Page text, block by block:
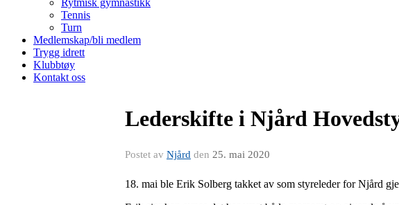
Rytmisk gymnastikk
Tennis
Turn
Medlemskap/bli medlem
Trygg idrett
Klubbtøy
Kontakt oss
Lederskifte i Njård
Postet av Njård den 25. mai 2020
18. mai ble Erik Solberg takket av som styreleder for Njård